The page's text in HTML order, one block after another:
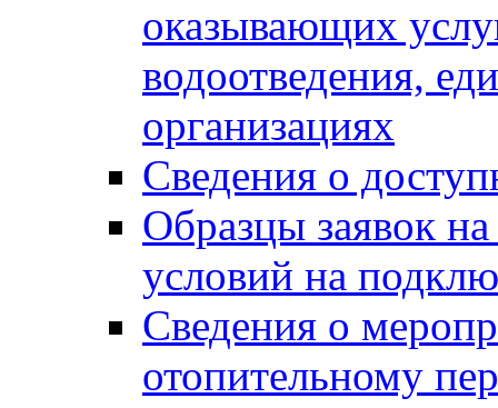
оказывающих
водоотведения,
организациях
Сведения о
Образцы заявок
условий на
Сведения о
отопительному